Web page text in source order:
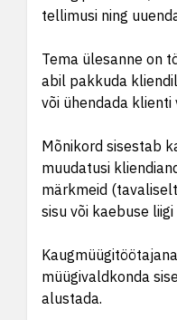
tellimusi ning
Tema ülesanne on
abil pakkuda
või ühendada klienti
Mõnikord sisestab
muudatusi
märkmeid
sisu või kaebuse
müügivaldkonda
alustada.